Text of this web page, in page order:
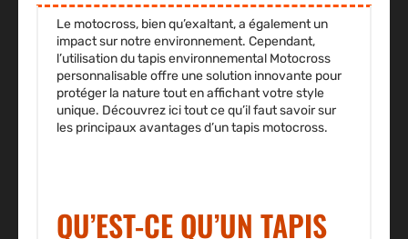
Le motocross, bien qu’exaltant, a également un
impact sur notre environnement. Cependant,
l’utilisation du tapis environnemental Motocross
personnalisable offre une solution innovante pour
protéger la nature tout en affichant votre style
unique. Découvrez ici tout ce qu’il faut savoir sur
les principaux avantages d’un tapis motocross.
QU’EST-CE QU’UN TAPIS